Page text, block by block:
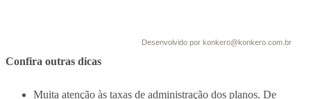
Desenvolvido por konkero@konkero.com.br
Confira outras dicas
Muita atenção às taxas de administração dos planos. De